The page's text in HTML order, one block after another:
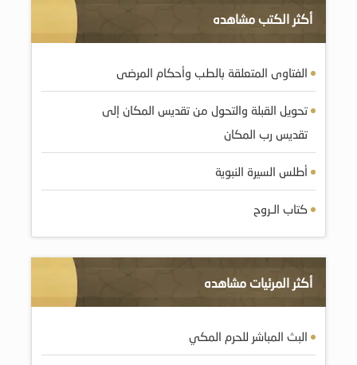
أكثر الكتب مشاهده
الفتاوى المتعلقة بالطب وأحكام المرضى
تحويل القبلة والتحول من تقديس المكان إلى
تقديس رب المكان
أطلس السيرة النبوية
كتاب الـروح
أكثر المرئيات مشاهده
البث المباشر للحرم المكي